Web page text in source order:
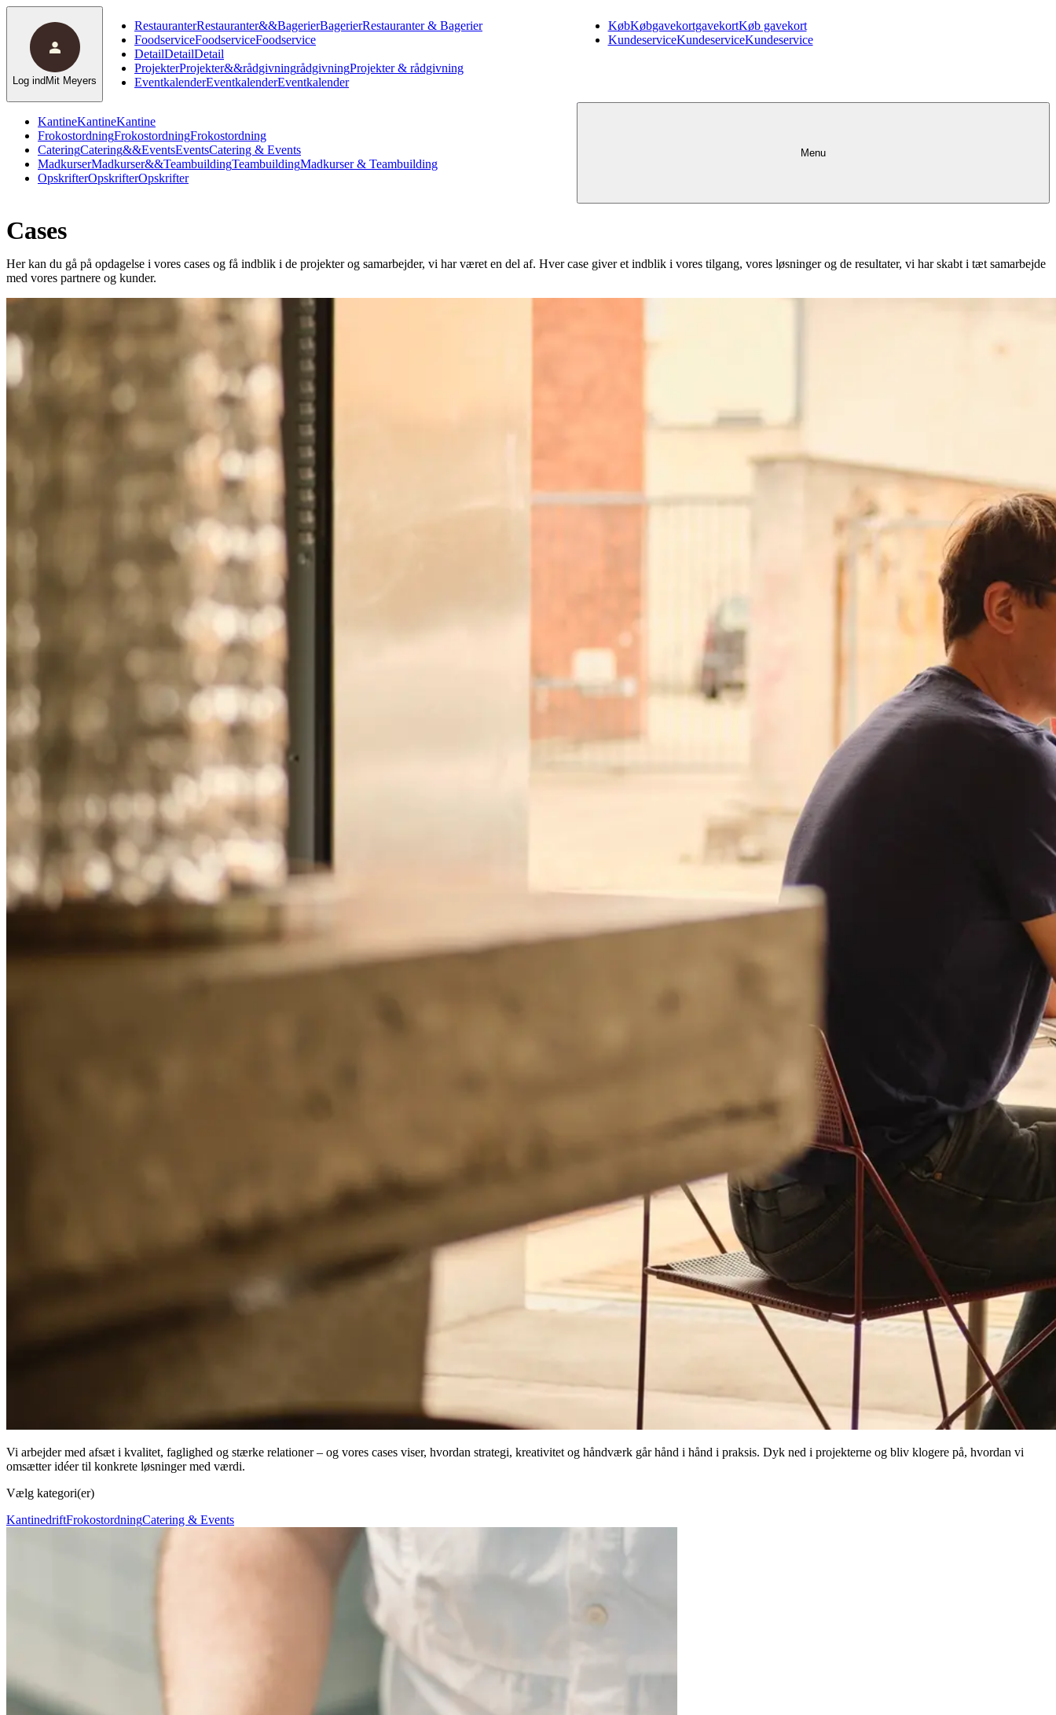
KantineKantineKantine
FrokostordningFrokostordningFrokostordning
CateringCatering&&EventsEventsCatering & Events
MadkurserMadkurser&&TeambuildingTeambuildingMadkurser & Teambuilding
OpskrifterOpskrifterOpskrifter
RestauranterRestauranter&&BagerierBagerierRestauranter & Bagerier
FoodserviceFoodserviceFoodservice
DetailDetailDetail
ProjekterProjekter&&rådgivningrådgivningProjekter & rådgivning
EventkalenderEventkalenderEventkalender
KøbKøbgavekortgavekortKøb gavekort
KundeserviceKundeserviceKundeservice
Log ind Mit Meyers
Menu
Cases
Her kan du gå på opdagelse i vores cases og få indblik i de projekter og samarbejder, vi har været en del af. Hver case giver et indblik i vores tilgang, vores løsninger og de resultater, vi har skabt i tæt samarbejde
med vores partnere og kunder.
Vi arbejder med afsæt i kvalitet, faglighed og stærke relationer – og vores cases viser, hvordan strategi, kreativitet og håndværk går hånd i hånd i praksis. Dyk ned i projekterne og bliv klogere på, hvordan vi
omsætter idéer til konkrete løsninger med værdi.
Vælg kategori(er)
KantinedriftFrokostordningCatering & Events